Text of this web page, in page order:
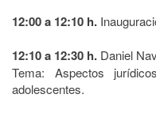
12:00 a 12:10 h.
12:10 a 12:30 h. Daniel
Tema: Aspectos
adolescentes.